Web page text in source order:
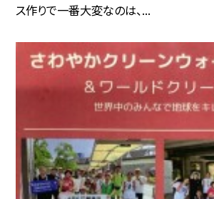
ス作りで一番大変なのは、...